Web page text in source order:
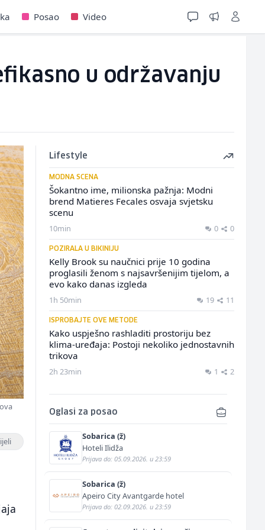
Posao Video
u održavanju
Lifestyle
MODNA SCENA
Šokantno ime, milionska pažnja: Modni
brend Matieres Fecales osvaja svjetsku
scenu
10min 0 0
POZIRALA U BIKINIJU
Kelly Brook su naučnici prije 10 godina
proglasili ženom s najsavršenijim tijelom, a
evo kako danas izgleda
1h 50min 19 11
ISPROBAJTE OVE METODE
Kako uspješno rashladiti prostoriju bez
klima-uređaja: Postoji nekoliko jednostavnih
trikova
2h 23min 1 2
Oglasi za posao
Sobarica (ž)
Hoteli Ilidža
Prijava do: 05.09.2026. u 23:59
Sobarica (ž)
Apeiro City Avantgarde hotel
Prijava do: 02.09.2026. u 23:59